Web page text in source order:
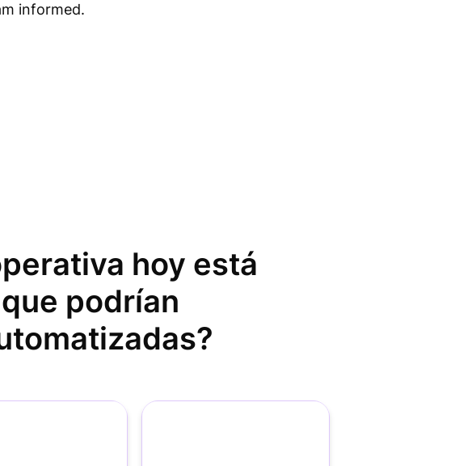
informed.
hoy está
podrían